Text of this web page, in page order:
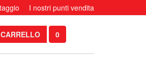
I nostri punti vendita
CARRELLO 0